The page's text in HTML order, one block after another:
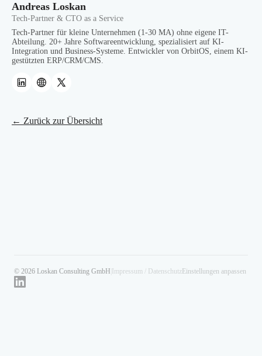
Andreas Loskan
Tech-Partner & CTO as a Service
Tech-Partner für kleine Unternehmen (1-30 MA) ohne eigene IT-
Abteilung. 20+ Jahre Softwareentwicklung, spezialisiert auf KI-
Integration und Business-Systeme. Entwickler von OrbitOS, einem KI-
gestützten ERP/CRM/CMS.
← Zurück zur Übersicht
© 2026 Loskan Consulting GmbH Impressum / Datenschutz Einstellungen anpassen